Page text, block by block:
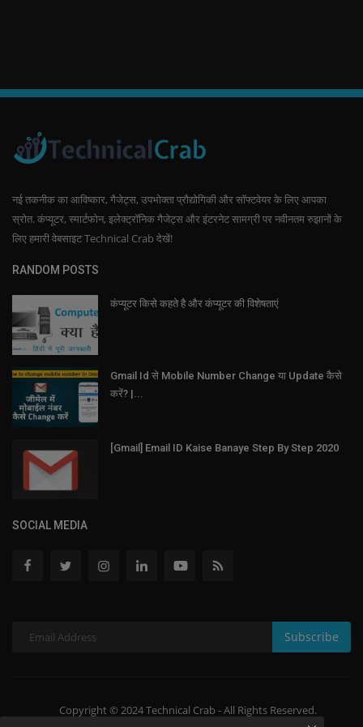
नई तकनीक का आविष्कार, गैजेट्स, उपभोक्ता प्रौद्योगिकी और सॉफ्टवेयर के लिए आपका
स्रोत. कंप्यूटर, स्मार्टफोन, इलेक्ट्रॉनिक गैजेट्स और इंटरनेट सामग्री पर नवीनतम रुझानों के
लिए हमारी वेबसाइट Technical Crab देखें!
RANDOM POSTS
कंप्यूटर किसे कहते है और कंप्यूटर की विशेषताएं
Gmail Id से Mobile Number Change या Update कैसे
करें? |...
[Gmail] Email ID Kaise Banaye Step By Step 2020
SOCIAL MEDIA
Subscribe
Copyright © 2024 Technical Crab - All Rights Reserved.